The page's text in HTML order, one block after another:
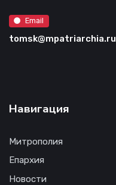
Email
tomsk@mpatriarchia.ru
Навигация
Митрополия
Епархия
Новости